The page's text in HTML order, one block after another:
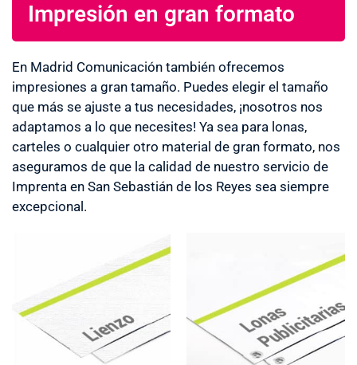
Impresión en gran formato
En Madrid Comunicación también ofrecemos
impresiones a gran tamaño. Puedes elegir el tamaño
que más se ajuste a tus necesidades, ¡nosotros nos
adaptamos a lo que necesites! Ya sea para lonas,
carteles o cualquier otro material de gran formato, nos
aseguramos de que la calidad de nuestro servicio de
Imprenta en San Sebastián de los Reyes sea siempre
excepcional.